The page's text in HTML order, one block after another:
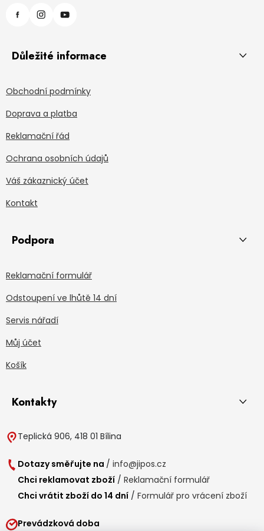
Důležité informace
Obchodní podmínky
Doprava a platba
Reklamační řád
Ochrana osobních údajů
Váš zákaznický účet
Kontakt
Podpora
Reklamační formulář
Odstoupení ve lhůtě 14 dní
Servis nářadí
Můj účet
Košík
Kontakty
Teplická 906, 418 01 Bílina
Dotazy směřujte na / info@jipos.cz
Chci reklamovat zboží / Reklamační formulář
Chci vrátit zboží do 14 dní / Formulář pro vrácení zboží
Prevádzková doba